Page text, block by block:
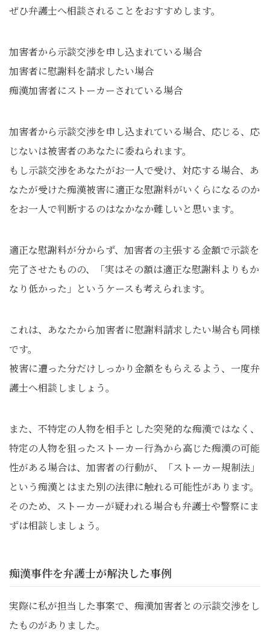
ぜひ弁護士へ相談されることをおすすめします。
加害者から示談交渉を申し込まれている場合
加害者に慰謝料を請求したい場合
痴漢加害者にストーカーされている場合
加害者から示談交渉を申し込まれている場合、応じる、応
じないは被害者のあなたに委ねられます。
もし示談交渉をあなたがお一人で受け、対応する場合、あ
なたが受けた痴漢被害に適正な慰謝料がいくらになるのか
をお一人で判断するのはなかなか難しいと思います。
適正な慰謝料が分からず、加害者の主張する金額で示談を
完了させたものの、「実はその額は適正な慰謝料よりもか
なり低かった」というケースも考えられます。
これは、あなたから加害者に慰謝料請求したい場合も同様
です。
被害に遭った分だけしっかり金額をもらえるよう、一度弁
護士へ相談しましょう。
また、不特定の人物を相手とした突発的な痴漢ではなく、
特定の人物を狙ったストーカー行為から高じた痴漢の可能
性がある場合は、加害者の行動が、「ストーカー規制法」
という痴漢とはまた別の法律に触れる可能性があります。
そのため、ストーカーが疑われる場合も弁護士や警察にま
ずは相談しましょう。
痴漢事件を弁護士が解決した事例
実際に私が担当した事案で、痴漢加害者との示談交渉をし
たものがありました。